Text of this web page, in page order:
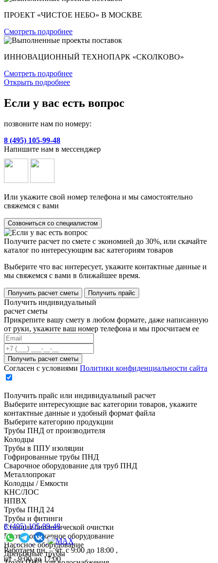
ПРОЕКТ «ЧИСТОЕ НЕБО» В МОСКВЕ
Смотреть подробнее
ИННОВАЦИОННЫЙ ТЕХНОПАРК «СКОЛКОВО»
Смотреть подробнее
Открыть подробнее
Если у вас есть вопрос
позвоните нам по номеру:
8 (495) 105-99-48
Напишите нам в мессенджер
Или укажите свой номер телефона и мы самостоятельно
свяжемся с вами
Созвониться со специалистом
Получите расчет по смете с экономией до 30%, или скачайте
каталог по интересующим вас категориям товаров
Выберите что вас интересует, укажите контактные данные и
мы свяжемся с вами в ближайшее время.
Получить расчет сметы Получить прайс
Получить индивидуальный
расчет сметы
Прикрепите вашу смету в любом формате, даже написанную
от руки, укажите ваш номер телефона и мы просчитаем ее
Согласен с условиями Политики конфиденциальности сайта
Получить прайс или индивидуальный расчет
Выберите интересующие вас категории товаров, укажите
контактные данные и удобный формат файла
Выберите категорию продукции
Трубы ПНД от производителя
Колодцы
Трубы в ППУ изоляции
Гофрированные трубы ПНД
Сварочное оборудование для труб ПНД
Металлопрокат
Колодцы / Емкости
КНС/ЛОС
НПВХ
Трубы ПНД 24
Трубы и фитинги
Cтанция биологической очистки
Противопожарное оборудование
Насосное оборудование
Дренажные трубы
8 (495) 105-99-48
Работаем пн. – чт. с 9:00 до 18:00 ,
пт - 9:00 до 17:00